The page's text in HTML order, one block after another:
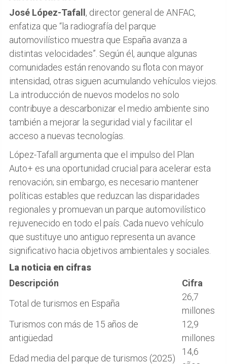
José López-Tafall, director general de ANFAC,
enfatiza que “la radiografía del parque
automovilístico muestra que España avanza a
distintas velocidades”. Según él, aunque algunas
comunidades están renovando su flota con mayor
intensidad, otras siguen acumulando vehículos viejos.
La introducción de nuevos modelos no solo
contribuye a descarbonizar el medio ambiente sino
también a mejorar la seguridad vial y facilitar el
acceso a nuevas tecnologías.
López-Tafall argumenta que el impulso del Plan
Auto+ es una oportunidad crucial para acelerar esta
renovación; sin embargo, es necesario mantener
políticas estables que reduzcan las disparidades
regionales y promuevan un parque automovilístico
rejuvenecido en todo el país. Cada nuevo vehículo
que sustituye uno antiguo representa un avance
significativo hacia objetivos ambientales y sociales.
La noticia en cifras
Descripción
Cifra
Total de turismos en España
26,7
millones
Turismos con más de 15 años de
antigüedad
12,9
millones
Edad media del parque de turismos (2025)
14,6